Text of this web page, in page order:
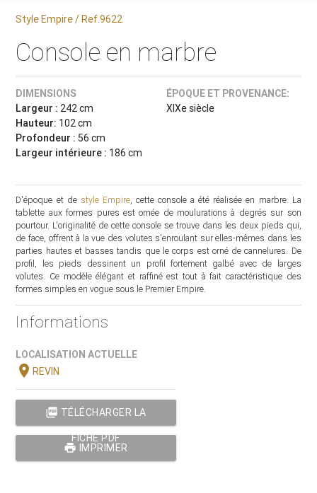
Style Empire / Ref.9622
Console en marbre
DIMENSIONS
Largeur : 242 cm
Hauteur: 102 cm
Profondeur : 56 cm
Largeur intérieure : 186 cm
ÉPOQUE ET PROVENANCE:
XIXe siècle
D'époque et de style Empire, cette console a été réalisée en marbre. La
tablette aux formes pures est ornée de moulurations à degrés sur son
pourtour. L'originalité de cette console se trouve dans les deux pieds qui,
de face, offrent à la vue des volutes s'enroulant sur elles-mêmes dans les
parties hautes et basses tandis que le corps est orné de cannelures. De
profil, les pieds dessinent un profil fortement galbé avec de larges
volutes. Ce modèle élégant et raffiné est tout à fait caractéristique des
formes simples en vogue sous le Premier Empire.
Informations
LOCALISATION ACTUELLE
location_onREVIN
picture_as_pdf TÉLÉCHARGER LA
FICHE PDF
print IMPRIMER